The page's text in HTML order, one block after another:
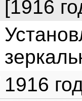
[1916
1916